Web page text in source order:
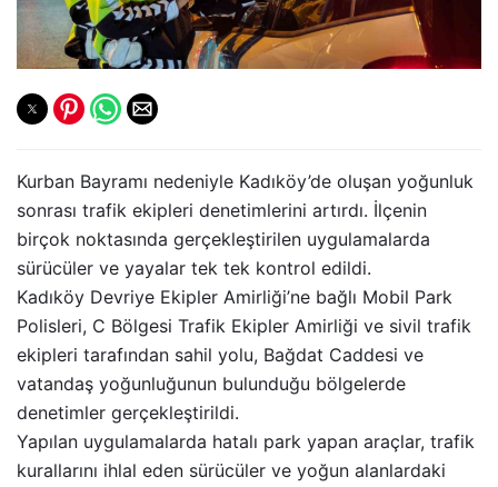
Kurban Bayramı nedeniyle Kadıköy’de oluşan yoğunluk
sonrası trafik ekipleri denetimlerini artırdı. İlçenin
birçok noktasında gerçekleştirilen uygulamalarda
sürücüler ve yayalar tek tek kontrol edildi.
Kadıköy Devriye Ekipler Amirliği’ne bağlı Mobil Park
Polisleri, C Bölgesi Trafik Ekipler Amirliği ve sivil trafik
ekipleri tarafından sahil yolu, Bağdat Caddesi ve
vatandaş yoğunluğunun bulunduğu bölgelerde
denetimler gerçekleştirildi.
Yapılan uygulamalarda hatalı park yapan araçlar, trafik
kurallarını ihlal eden sürücüler ve yoğun alanlardaki